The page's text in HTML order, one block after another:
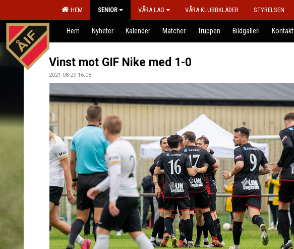
HEM SENIOR VÅRA LAG VÅRA KLUBBKLÄDER STYRELSEN
Hem Nyheter Kalender Matcher Truppen Bildgalleri Kontakt
Vinst mot GIF Nike med 1-0
2021-08-29 16:08